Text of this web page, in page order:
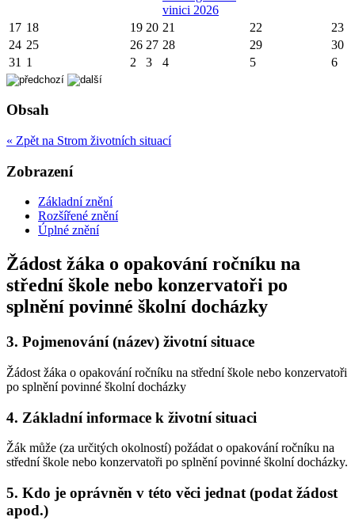
vinici 2026
17 18 19 20 21 22
23
24 25 26 27 28 29
30
31 1 2 3 4 5 6
Obsah
« Zpět na Strom životních situací
Zobrazení
Základní znění
Rozšířené znění
Úplné znění
Žádost žáka o opakování ročníku na
střední škole nebo konzervatoři po
splnění povinné školní docházky
3. Pojmenování (název) životní situace
Žádost žáka o opakování ročníku na střední škole nebo konzervatoři
po splnění povinné školní docházky
4. Základní informace k životní situaci
Žák může (za určitých okolností) požádat o opakování ročníku na
střední škole nebo konzervatoři po splnění povinné školní docházky.
5. Kdo je oprávněn v této věci jednat (podat žádost
apod.)